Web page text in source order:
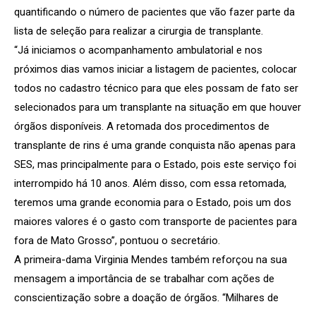
quantificando o número de pacientes que vão fazer parte da
lista de seleção para realizar a cirurgia de transplante.
“Já iniciamos o acompanhamento ambulatorial e nos
próximos dias vamos iniciar a listagem de pacientes, colocar
todos no cadastro técnico para que eles possam de fato ser
selecionados para um transplante na situação em que houver
órgãos disponíveis. A retomada dos procedimentos de
transplante de rins é uma grande conquista não apenas para
SES, mas principalmente para o Estado, pois este serviço foi
interrompido há 10 anos. Além disso, com essa retomada,
teremos uma grande economia para o Estado, pois um dos
maiores valores é o gasto com transporte de pacientes para
fora de Mato Grosso”, pontuou o secretário.
A primeira-dama Virginia Mendes também reforçou na sua
mensagem a importância de se trabalhar com ações de
conscientização sobre a doação de órgãos. “Milhares de